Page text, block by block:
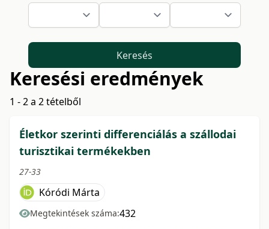
Keresés
Keresési eredmények
1 - 2 a 2 tételből
Életkor szerinti differenciálás a szállodai
turisztikai termékekben
27-33
Kóródi Márta
Megtekintések száma:432